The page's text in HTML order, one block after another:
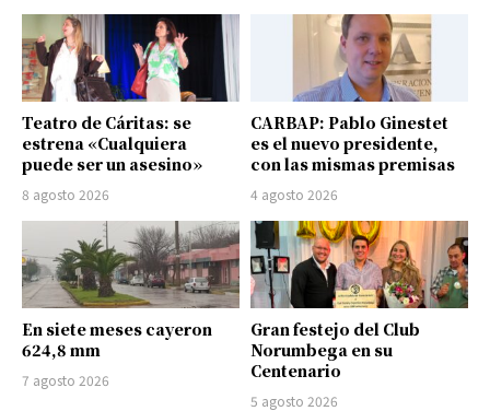
Teatro de Cáritas: se
estrena «Cualquiera
puede ser un asesino»
8 agosto 2026
CARBAP: Pablo Ginestet
es el nuevo presidente,
con las mismas premisas
4 agosto 2026
En siete meses cayeron
624,8 mm
7 agosto 2026
Gran festejo del Club
Norumbega en su
Centenario
5 agosto 2026